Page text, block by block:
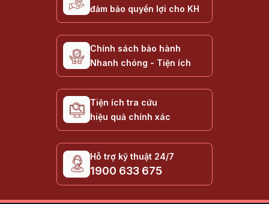
đảm bảo quyền lợi cho KH
Chính sách bảo hành
Nhanh chóng - Tiện ích
Tiện ích tra cứu
hiệu quả chính xác
Hỗ trợ kỹ thuật 24/7
1900 633 675